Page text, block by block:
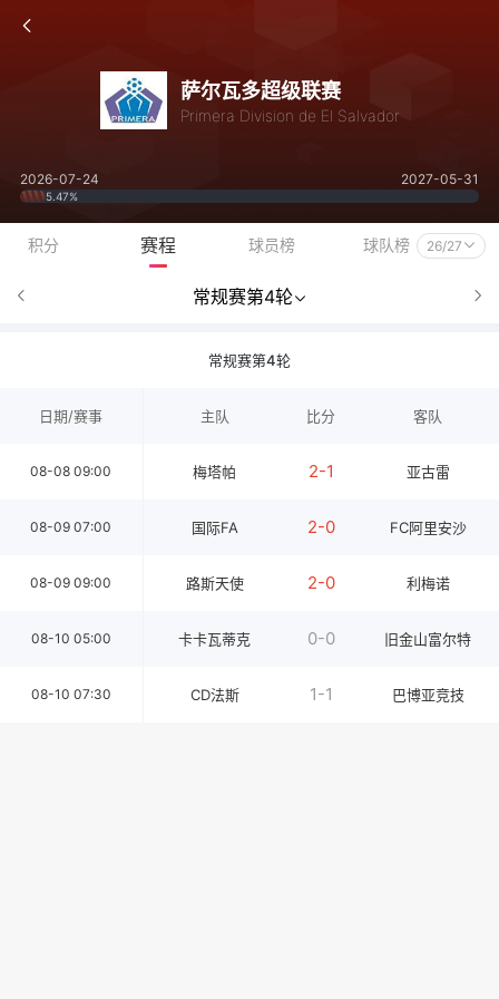
萨尔瓦多超级联赛
Primera Division de El Salvador
2026-07-24 2027-05-31
5.47%
积分 赛程 球员榜 球队榜 26/27
常规赛第4轮
常规赛第4轮
日期/赛事 主队 比分 客队
08-08 09:00 梅塔帕 2-1 亚古雷
08-09 07:00 国际FA 2-0 FC阿里安沙
08-09 09:00 路斯天使 2-0 利梅诺
08-10 05:00 卡卡瓦蒂克 0-0 旧金山富尔特
08-10 07:30 CD法斯 1-1 巴博亚竞技